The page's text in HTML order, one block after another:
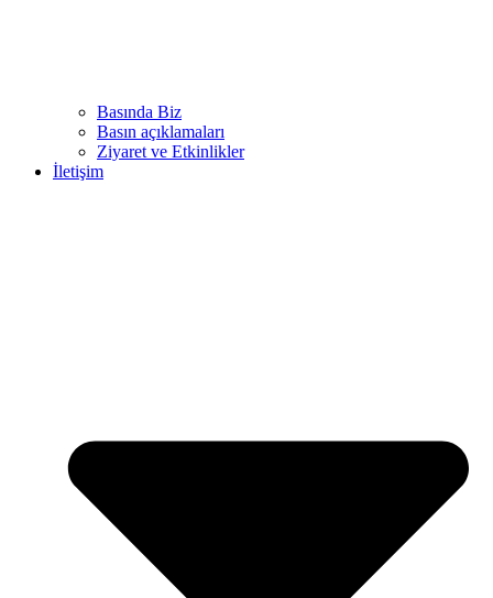
Basında Biz
Basın açıklamaları
Ziyaret ve Etkinlikler
İletişim